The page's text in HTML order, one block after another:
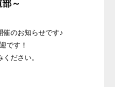
～
催のお知らせです♪
です！
ださい。